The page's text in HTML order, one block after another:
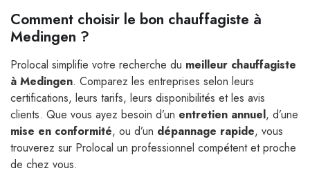
Comment choisir le bon chauffagiste à
Medingen ?
Prolocal simplifie votre recherche du meilleur chauffagiste
à Medingen. Comparez les entreprises selon leurs
certifications, leurs tarifs, leurs disponibilités et les avis
clients. Que vous ayez besoin d’un entretien annuel, d’une
mise en conformité, ou d’un dépannage rapide, vous
trouverez sur Prolocal un professionnel compétent et proche
de chez vous.